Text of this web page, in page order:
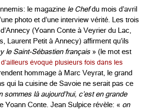
le magazine le Chefdu mois d’avril
photo et d’une interview vérité. Les trois
(Yoann Conte à Veyrier du Lac,
Laurent Petit à Annecy) affirment qu’ils
le Saint-Sébastien français » (le mot est
évoqué plusieurs fois dans les
hommage à Marc Veyrat, le grand
qui la cuisine de Savoie ne serait pas ce
sommes là aujourd’hui, c’est en grande
Yoann Conte. Jean Sulpice révèle: « on